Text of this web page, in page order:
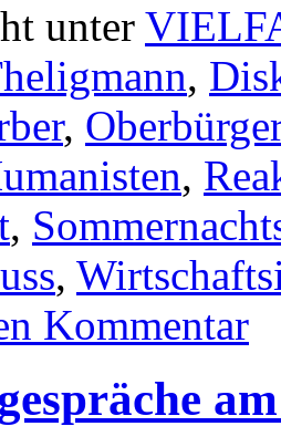
unter
,
,
,
,
,
Kommentar